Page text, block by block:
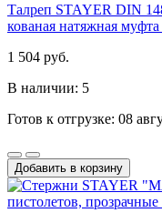
Талреп STAYER DIN
кованая натяжная
1 504 руб.
В наличии: 5
Готов к отгрузке: 08
Добавить в корзину